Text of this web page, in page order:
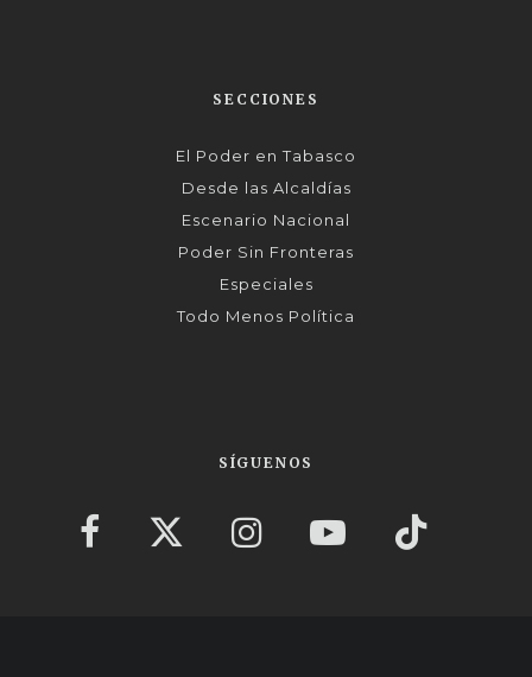
SECCIONES
El Poder en Tabasco
Desde las Alcaldías
Escenario Nacional
Poder Sin Fronteras
Especiales
Todo Menos Política
SÍGUENOS